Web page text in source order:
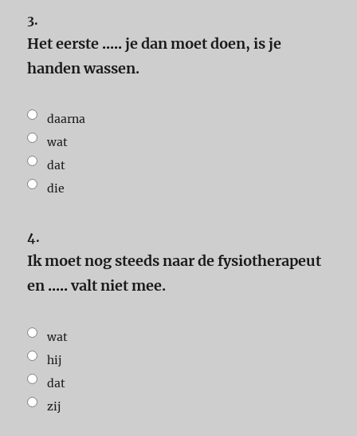
3.
Het eerste .....je dan moet doen, is je
handen wassen.
daarna
wat
dat
die
4.
Ik moet nog steeds naar de fysiotherapeut
en ..... valt niet mee.
wat
hij
dat
zij